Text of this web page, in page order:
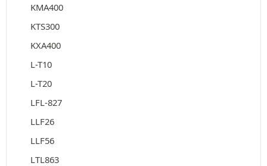
KMA400
KTS300
KXA400
L-T10
L-T20
LFL-827
LLF26
LLF56
LTL863